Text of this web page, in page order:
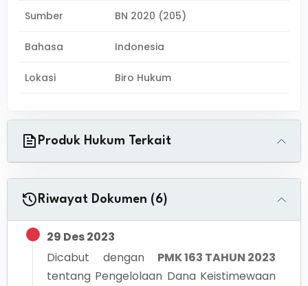
Sumber BN 2020 (205)
Bahasa Indonesia
Lokasi Biro Hukum
Produk Hukum Terkait
Riwayat Dokumen (6)
29 Des 2023
Dicabut dengan
PMK 163 TAHUN 2023
tentang Pengelolaan Dana Keistimewaan